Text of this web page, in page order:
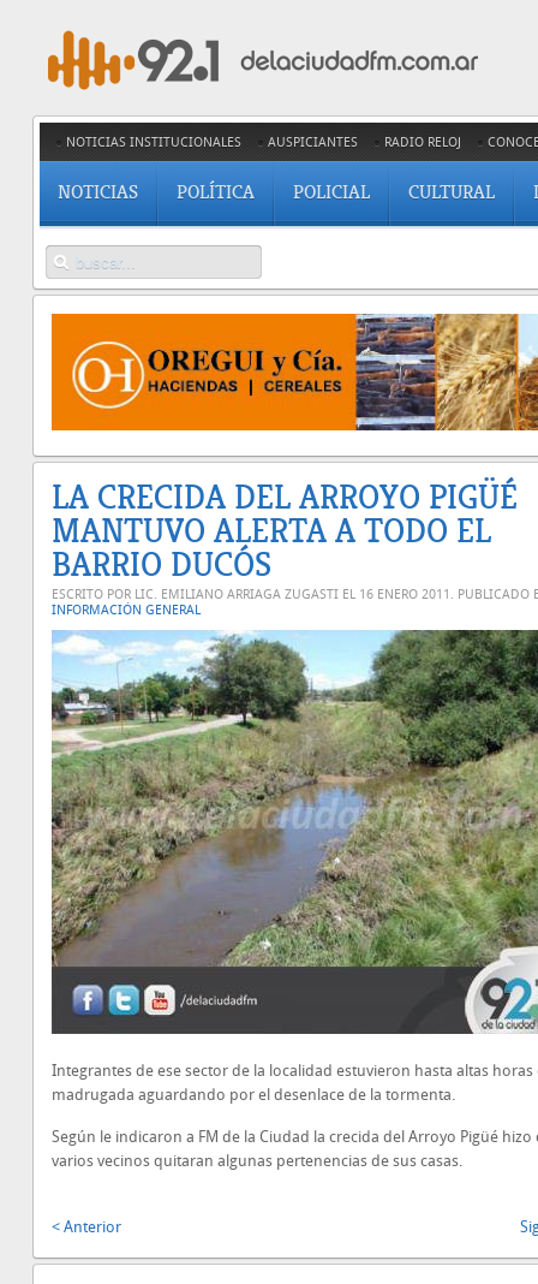
NOTICIAS INSTITUCIONALES AUSPICIANTES RADIO RELOJ
NOTICIAS POLÍTICA POLICIAL CULTURAL
LA CRECIDA DEL ARROYO PIGÜÉ
MANTUVO ALERTA A TODO EL
BARRIO DUCÓS
ESCRITO POR LIC. EMILIANO ARRIAGA ZUGASTI EL 16 ENERO 2011 . PUBLICADO
INFORMACIÓN GENERAL
Integrantes de ese sector de la localidad estuvieron hasta altas horas
madrugada aguardando por el desenlace de la tormenta.
Según le indicaron a FM de la Ciudad la crecida del Arroyo Pigüé hizo
varios vecinos quitaran algunas pertenencias de sus casas.
< Anterior